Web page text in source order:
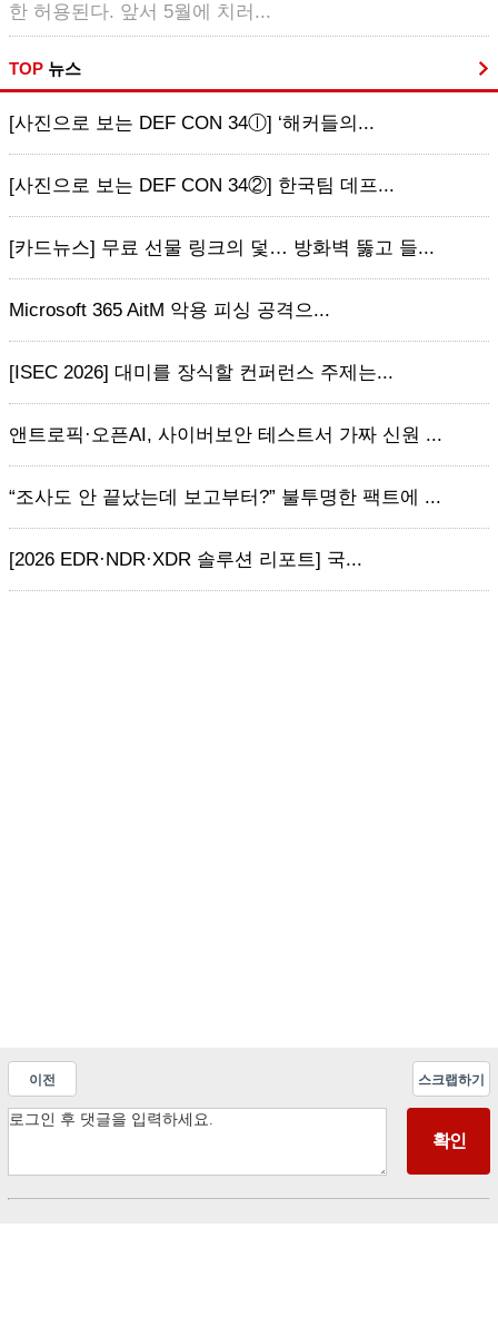
한 허용된다. 앞서 5월에 치러...
TOP 뉴스
[사진으로 보는 DEF CON 34ⓛ] ‘해커들의...
[사진으로 보는 DEF CON 34②] 한국팀 데프...
[카드뉴스] 무료 선물 링크의 덫… 방화벽 뚫고 들...
Microsoft 365 AitM 악용 피싱 공격으...
[ISEC 2026] 대미를 장식할 컨퍼런스 주제는...
앤트로픽·오픈AI, 사이버보안 테스트서 가짜 신원 ...
“조사도 안 끝났는데 보고부터?” 불투명한 팩트에 ...
[2026 EDR·NDR·XDR 솔루션 리포트] 국...
이전 스크랩하기